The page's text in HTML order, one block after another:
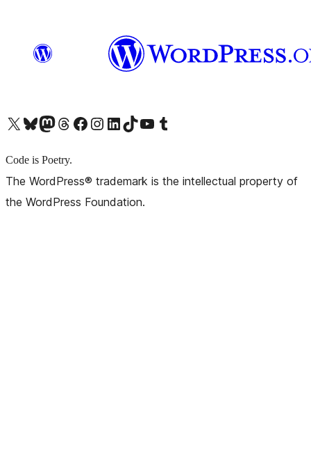
X (旧 Twitter) アカウントへBluesky アカウントへMastodon アカウントへThreads アカウントへ Facebook ページへInstagram アカウントへ LinkedIn アカウントへTikTok アカウントへYouTube チャンネルへ Tumblr アカウントへ
Code is Poetry.
The WordPress® trademark is the intellectual property of
the WordPress Foundation.